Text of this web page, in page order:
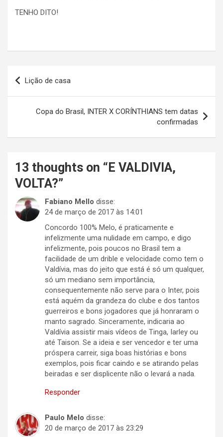
TENHO DITO!
Navegação
de
Lição de casa
Copa do Brasil, INTER X CORÍNTHIANS tem datas
confirmadas
13 thoughts on “ E VALDIVIA,
VOLTA?”
Fabiano Mello disse:
24 de março de 2017 às 14:01
Concordo 100% Melo, é praticamente e
infelizmente uma nulidade em campo, e digo
infelizmente, pois poucos no Brasil tem a
facilidade de um drible e velocidade como tem o
Valdívia, mas do jeito que está é só um qualquer,
só um mediano sem importância,
consequentemente não serve para o Inter, pois
está aquém da grandeza do clube e dos tantos
guerreiros e bons jogadores que já honraram o
manto sagrado. Sinceramente, indicaria ao
Valdívia assistir mais vídeos de Tinga, Iarley ou
até Taison. Se a ideia e ser vencedor e ter uma
próspera carreir, siga boas histórias e bons
exemplos, pois ficar caindo e se atirando pelas
beiradas e ser displicente não o levará a nada.
Responder
Paulo Melo disse:
20 de março de 2017 às 23:29